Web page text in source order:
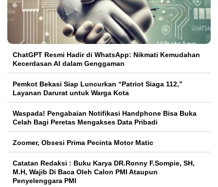
ChatGPT Resmi Hadir di WhatsApp: Nikmati Kemudahan
Kecerdasan AI dalam Genggaman
Pemkot Bekasi Siap Luncurkan “Patriot Siaga 112,”
Layanan Darurat untuk Warga Kota
Waspada! Pengabaian Notifikasi Handphone Bisa Buka
Celah Bagi Peretas Mengakses Data Pribadi
Zoomer, Obsesi Prima Pecinta Motor Matic
Catatan Redaksi : Buku Karya DR.Ronny F.Sompie, SH,
M.H, Wajib Di Baca Oleh Calon PMI Ataupun
Penyelenggara PMI